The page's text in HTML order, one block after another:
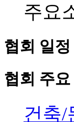
주요
협회 일정
협회 주요
건축/